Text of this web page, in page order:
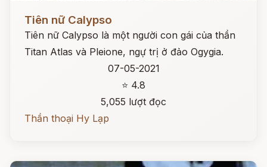
Tiên nữ Calypso
Tiên nữ Calypso là một người con gái của thần
Titan Atlas và Pleione, ngự trị ở đảo Ogygia.
07-05-2021
⭐ 4.8
5,055 lượt đọc
Thần thoại Hy Lạp